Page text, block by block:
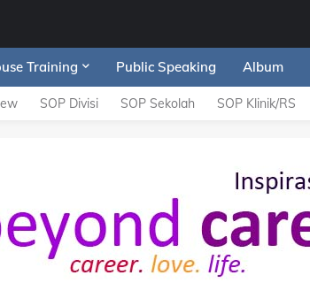
Training Public Speaking Album
SOP Divisi SOP Sekolah SOP Klinik/RS